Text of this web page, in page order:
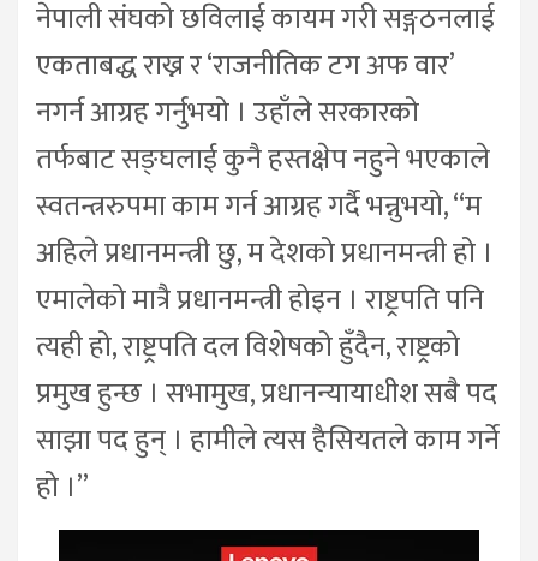
नेपाली संघको छविलाई कायम गरी सङ्गठनलाई
एकताबद्ध राख्न र ‘राजनीतिक टग अफ वार’
नगर्न आग्रह गर्नुभयो । उहाँले सरकारको
तर्फबाट सङ्घलाई कुनै हस्तक्षेप नहुने भएकाले
स्वतन्त्ररुपमा काम गर्न आग्रह गर्दै भन्नुभयो, “म
अहिले प्रधानमन्त्री छु, म देशको प्रधानमन्त्री हो ।
एमालेको मात्रै प्रधानमन्त्री होइन । राष्ट्रपति पनि
त्यही हो, राष्ट्रपति दल विशेषको हुँदैन, राष्ट्रको
प्रमुख हुन्छ । सभामुख, प्रधानन्यायाधीश सबै पद
साझा पद हुन् । हामीले त्यस हैसियतले काम गर्ने
हो ।”